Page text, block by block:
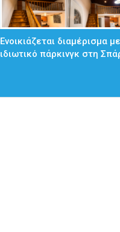
Ενοικιάζεται διαμέρισμα με
ιδιωτικό πάρκινγκ στη